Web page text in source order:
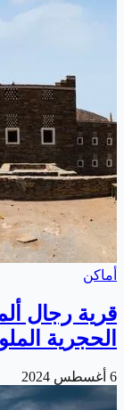
أماكن
قرية رجال
الحجرية
6 أغسطس 2024